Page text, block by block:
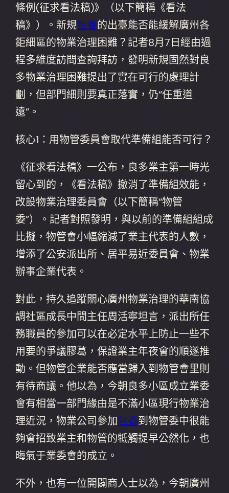
條例(征求看法稿)》（以下簡稱《看法
稿》）。新規包養的出臺能否能緩解廣州各
鉅細區的物業治理困難？記者8月7日經由過
程多維度訪問查詢拜訪，發明新規固然對良
多物業治理困難提出了實在可行的處理計
劃，但部門細則要真正落實，仍“任重道
遠”。
核心1：用物管委員會取代準備組能否可行？
《征求看法稿》一公布，良多業主第一時光
留心到的，《看法稿》撤消了準備組效能，
改設物業治理委員會（以下簡稱“物管
委”）。記者對照發明，與以前的準備組組成
比擬，物管會小幅縮減了業主代表的人數，
增添了公安派出所、居平易近委員會、物業
辦事企業代表。
對此，持久追蹤關心廣州物業治理的華南協
調社區成長中間主任周活寧坦言，派出所任
務職員的參加可以在必定水平上防止一些不
用要的爭議膠葛，保證業主年夜會的順遂推
動。但物管企業能否應當歸入到物管會里則
有待商議。他以為，今朝良多小區成立業委
會有相當一部門緣由是不滿小區現行物業治
理近況，物業公司參加包養到物管委中很能
夠會招致業主和物管的牴觸提早公然化，也
晦氣于業委會的成立。
不外，也有一位開闢商人士以為，今朝廣州